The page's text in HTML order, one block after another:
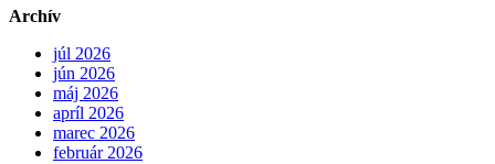
Archív
júl 2026
jún 2026
máj 2026
apríl 2026
marec 2026
február 2026